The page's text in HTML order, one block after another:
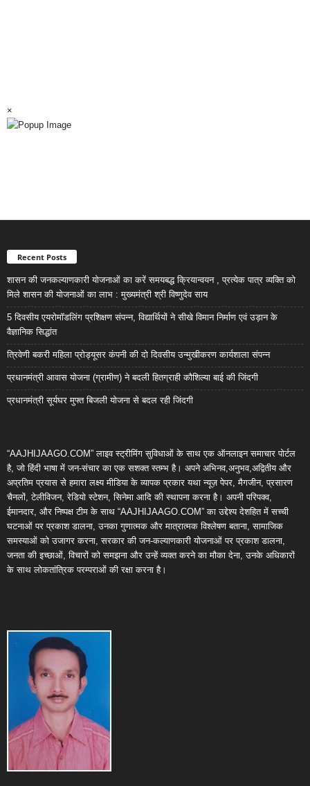
×
Recent Posts
शासन की जनकल्याणकारी योजनाओं का करें समयबद्ध क्रियान्वयन , प्रत्येक पात्र व्यक्ति को
मिले शासन की योजनाओं का लाभ : मुख्यमंत्री श्री विष्णुदेव साय
5 दिवसीय एयरोमॉडलिंग प्रशिक्षण संपन्न, विद्यार्थियों ने सीखे विमान निर्माण एवं उड़ान के
वैज्ञानिक सिद्धांत
त्रिवेणी बकरी महिला प्रोड्यूसर कंपनी की दो दिवसीय उन्मुखीकरण कार्यशाला संपन्न
प्रधानमंत्री आवास योजना (ग्रामीण) ने बदली हितग्राही कौशिल्या बाई की जिंदगी
प्रधानमंत्री सूर्यघर मुफ्त बिजली योजना से बदल रही जिंदगी
“AAJHIJAAGO.COM” लाइव स्ट्रीमिंग सुविधाओं के साथ एक ऑनलाइन समाचार पोर्टल
है, जो हिंदी भाषा में जन-संचार का एक सशक्त स्तम्भ है। अपने अभिनव,अनुभव,अद्वितीय और
अप्रतिम प्रयास से हमारा लक्ष्य मीडिया के व्यापक प्रकार यथा न्यूज़ पेपर, मैगजीन, प्रसारण
चैनलों, टेलीविजन, रेडियो स्टेशन, सिनेमा आदि की स्थापना करना है। अपनी परिपक्व,
ईमानदार, और निष्पक्ष टीम के साथ “AAJHIJAAGO.COM” का उद्देश्य देशहित में सच्ची
घटनाओं पर प्रकाश डालना, उनका गुणात्मक और मात्रात्मक विश्लेषण बताना, सामाजिक
समस्याओं को उजागर करना, सरकार की जन-कल्याणकारी योजनाओं पर प्रकाश डालना,
जनता की इच्छाओं, विचारों को समझना और उन्हें व्यक्त करने का मौका देना, उनके अधिकारों
के साथ लोकतांत्रिक परम्पराओं की रक्षा करना है।